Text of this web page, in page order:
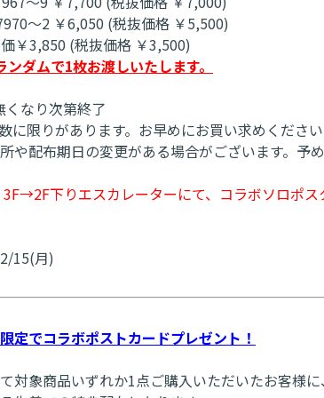
～2 ￥6,050 (税抜価格 ￥5,500)
￥3,850 (税抜価格 ￥3,500)
ダムで1枚お渡しいたします。
くなり次第終了
限りがあります。お早めにお買い求めください
配布期日の変更がある場合がございます。予め
下りエスカレーターにて、コラボソロポ
15(月)
定でコラボポストカードプレゼント！
対象商品いずれか1点ご購入いただいたお客様